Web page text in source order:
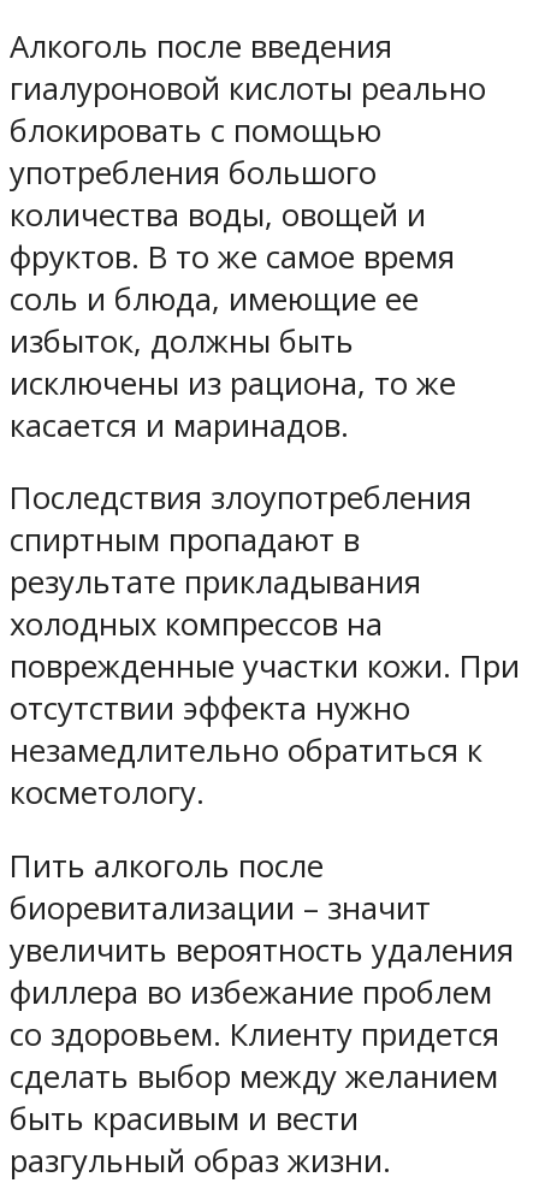
Алкоголь после введения
гиалуроновой кислоты реально
блокировать с помощью
употребления большого
количества воды, овощей и
фруктов. В то же самое время
соль и блюда, имеющие ее
избыток, должны быть
исключены из рациона, то же
касается и маринадов.
Последствия злоупотребления
спиртным пропадают в
результате прикладывания
холодных компрессов на
поврежденные участки кожи. При
отсутствии эффекта нужно
незамедлительно обратиться к
косметологу.
Пить алкоголь после
биоревитализации – значит
увеличить вероятность удаления
филлера во избежание проблем
со здоровьем. Клиенту придется
сделать выбор между желанием
быть красивым и вести
разгульный образ жизни.